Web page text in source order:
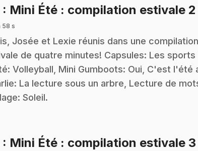
: Mini Été : compilation estivale 2
58 s
Josée et Lexie réunis dans une compilation
de quatre minutes! Capsules: Les sports
Volleyball, Mini Gumboots: Oui, C'est l'été
La lecture sous un arbre, Lecture de
Soleil.
: Mini Été : compilation estivale 3